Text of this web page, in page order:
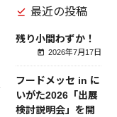
最近の投稿
残り小間わずか！
2026年7月17日
フードメッセ in に
いがた2026「出展
検討説明会」を開